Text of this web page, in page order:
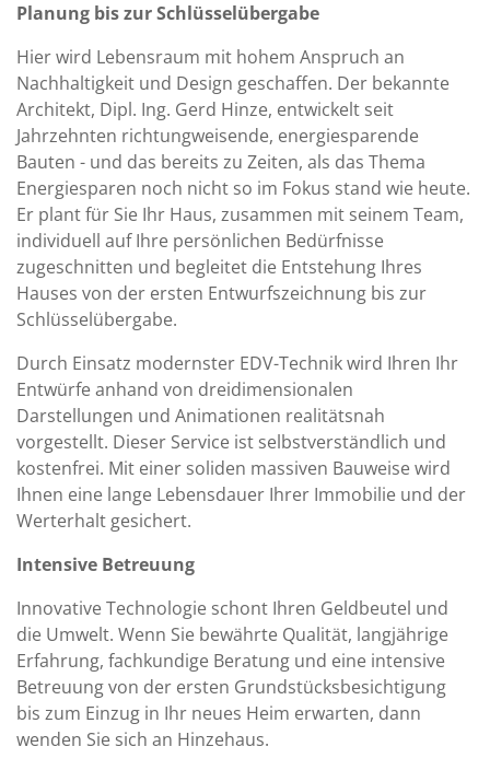
Planung bis zur Schlüsselübergabe
Hier wird Lebensraum mit hohem Anspruch an
Nachhaltigkeit und Design geschaffen. Der bekannte
Architekt, Dipl. Ing. Gerd Hinze, entwickelt seit
Jahrzehnten richtungweisende, energiesparende
Bauten - und das bereits zu Zeiten, als das Thema
Energiesparen noch nicht so im Fokus stand wie heute.
Er plant für Sie Ihr Haus, zusammen mit seinem Team,
individuell auf Ihre persönlichen Bedürfnisse
zugeschnitten und begleitet die Entstehung Ihres
Hauses von der ersten Entwurfszeichnung bis zur
Schlüsselübergabe.
Durch Einsatz modernster EDV-Technik wird Ihren Ihr
Entwürfe anhand von dreidimensionalen
Darstellungen und Animationen realitätsnah
vorgestellt. Dieser Service ist selbstverständlich und
kostenfrei. Mit einer soliden massiven Bauweise wird
Ihnen eine lange Lebensdauer Ihrer Immobilie und der
Werterhalt gesichert.
Intensive Betreuung
Innovative Technologie schont Ihren Geldbeutel und
die Umwelt. Wenn Sie bewährte Qualität, langjährige
Erfahrung, fachkundige Beratung und eine intensive
Betreuung von der ersten Grundstücksbesichtigung
bis zum Einzug in Ihr neues Heim erwarten, dann
wenden Sie sich an Hinzehaus.